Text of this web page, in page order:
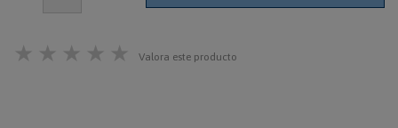
★ ★ ★ ★ ★ Valora este producto